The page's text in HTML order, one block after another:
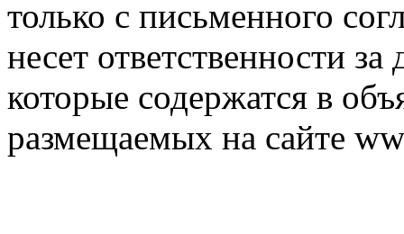
только с письменного
несет ответственности
которые содержатся в
размещаемых на сайте